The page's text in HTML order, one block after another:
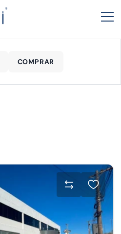
COMPRAR